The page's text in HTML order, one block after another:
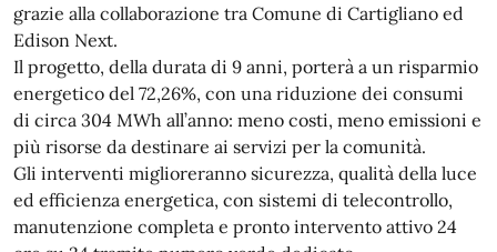
grazie alla collaborazione tra Comune di Cartigliano ed
Edison Next.
Il progetto, della durata di 9 anni, porterà a un risparmio
energetico del 72,26%, con una riduzione dei consumi
di circa 304 MWh all’anno: meno costi, meno emissioni e
più risorse da destinare ai servizi per la comunità.
Gli interventi miglioreranno sicurezza, qualità della luce
ed efficienza energetica, con sistemi di telecontrollo,
manutenzione completa e pronto intervento attivo 24